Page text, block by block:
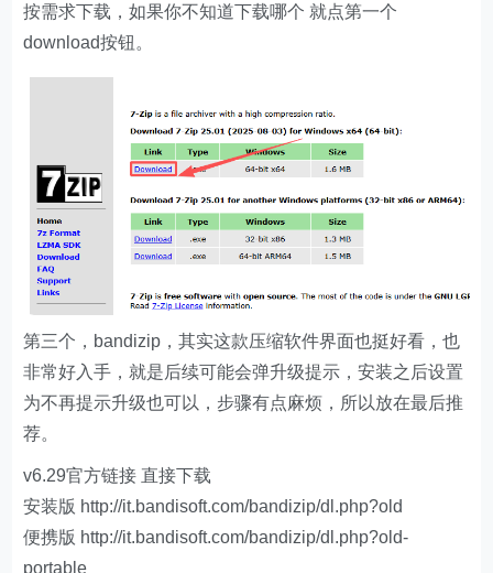
按需求下载，如果你不知道下载哪个 就点第一个
download按钮。
第三个，bandizip，其实这款压缩软件界面也挺好看，也
非常好入手，就是后续可能会弹升级提示，安装之后设置
为不再提示升级也可以，步骤有点麻烦，所以放在最后推
荐。
v6.29官方链接 直接下载
安装版 http://it.bandisoft.com/bandizip/dl.php?old
便携版 http://it.bandisoft.com/bandizip/dl.php?old-
portable